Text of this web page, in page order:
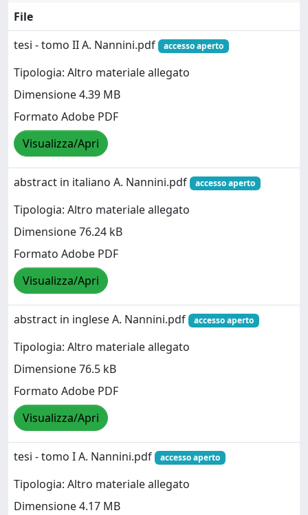
File
tesi - tomo II A. Nannini.pdf
accesso aperto
Tipologia: Altro materiale allegato
Dimensione 4.39 MB
Formato Adobe PDF
Visualizza/Apri
abstract in italiano A. Nannini.pdf accesso aperto
Tipologia: Altro materiale allegato
Dimensione 76.24 kB
Formato Adobe PDF
Visualizza/Apri
abstract in inglese A. Nannini.pdf accesso aperto
Tipologia: Altro materiale allegato
Dimensione 76.5 kB
Formato Adobe PDF
Visualizza/Apri
tesi - tomo I A. Nannini.pdf accesso aperto
Tipologia: Altro materiale allegato
Dimensione 4.17 MB